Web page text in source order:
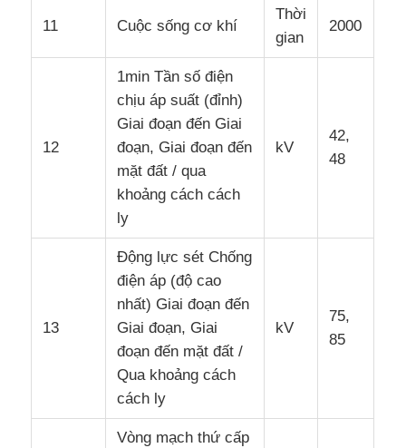
11 Cuộc sống cơ khí
Thời
gian
2000
12
1min Tần số điện
chịu áp suất (đỉnh)
Giai đoạn đến Giai
đoạn, Giai đoạn đến
mặt đất / qua
khoảng cách cách
ly
kV
42,
48
13
Động lực sét Chống
điện áp (độ cao
nhất) Giai đoạn đến
Giai đoạn, Giai
đoạn đến mặt đất /
Qua khoảng cách
cách ly
kV
75,
85
Vòng mạch thứ cấp